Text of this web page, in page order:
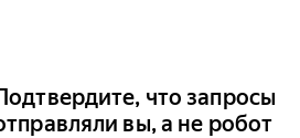
что запросы
вы, а не робот